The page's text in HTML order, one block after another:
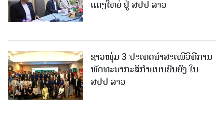
ແດງໃຫຍ່ ຢູ່ ສປປ ລາວ
ຊາວໜຸ່ມ 3 ປະເທດນຳສະເໜີວິທີການ
ພັດທະນາກະສິກຳແບບຍືນຍົງ ໃນ
ສປປ ລາວ